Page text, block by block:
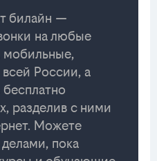
билайн —
на любые
мобильные,
России, а
разделив с ними
Можете
пока